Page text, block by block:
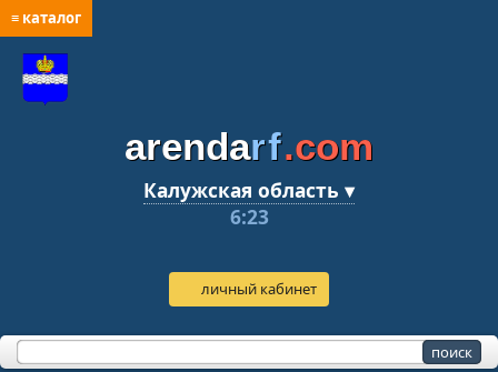
≡ каталог
arendarf.com
Калужская область ▾
6:23
личный кабинет